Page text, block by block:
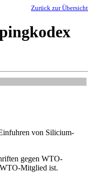
Zurück zur Übersicht
von Silicium-
gegen WTO-
Mitglied ist.